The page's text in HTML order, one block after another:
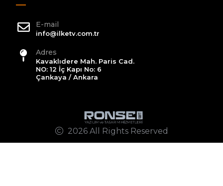
E-mail
info@ilketv.com.tr
Adres
Kavaklıdere Mah. Paris Cad.
NO: 12 İç Kapı No: 6
Çankaya / Ankara
2026 All Rights Reserved